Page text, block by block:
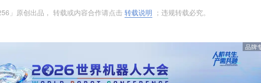
」原创出品， 转载或内容合作请点击 转载说明 ；违规转载必究。
品牌